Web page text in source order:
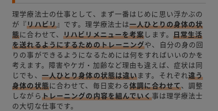
理学療法士の仕事として、まず一番はじめに思い浮かぶの
が『リハビリ』です。理学療法士は一人ひとりの身体の状
態に合わせて、リハビリメニューを考案します。 日常生活
を送れるようにするためのトレーニングや、自分の身の回
りの事ができるようになるためには何をすればいいのかを
考えます。障害やケガ・加齢など理由も違えば、症状は同
じでも、 一人ひとり身体の状態は違います。それぞれ違う
身体の状態に合わせて、毎日変わる体調に合わせて、調整
しながらトレーニングの内容を組んでいく事は理学療法士
の大切な仕事です。